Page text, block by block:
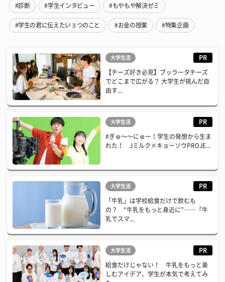
#診断 #学生インタビュー #もやもや解決ゼミ
#学生の君に伝えたい３つのこと #お金の授業 #特集企画
大学生活 PR
【チーズ好き必見】ブッラータチーズ
でどこまで広がる？ 大学生が挑んだ自
由す...
大学生活 PR
#ぎゅ〜〜にゅー！学生の発想から生ま
れた！ Jミルク×キョーソウPROJE...
大学生活 PR
「牛乳」は学校給食だけで飲むも
の？ “牛乳をもっと身近に”――「牛
乳でスマ...
大学生活 PR
給食だけじゃない！ 牛乳をもっと楽
しむアイデア、学生が本気で考えてみ